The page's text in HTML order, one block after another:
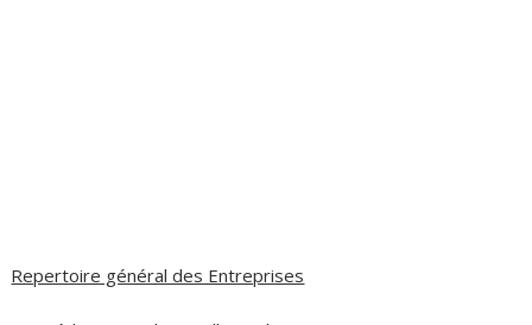
Repertoire général des Entreprises